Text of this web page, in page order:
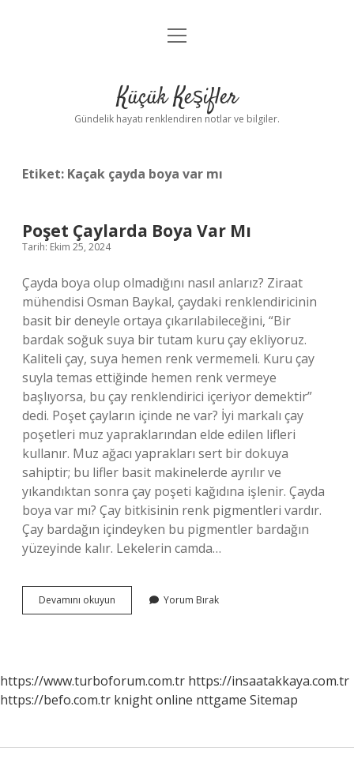
Anasayfa
Yasal Uyarı
menüyü
Küçük Keşifler
Gündelik hayatı renklendiren notlar ve bilgiler.
Etiket: Kaçak çayda boya var mı
Poşet Çaylarda Boya Var Mı
Tarih: Ekim 25, 2024
Çayda boya olup olmadığını nasıl anlarız? Ziraat
mühendisi Osman Baykal, çaydaki renklendiricinin
basit bir deneyle ortaya çıkarılabileceğini, “Bir
bardak soğuk suya bir tutam kuru çay ekliyoruz.
Kaliteli çay, suya hemen renk vermemeli. Kuru çay
suyla temas ettiğinde hemen renk vermeye
başlıyorsa, bu çay renklendirici içeriyor demektir”
dedi. Poşet çayların içinde ne var? İyi markalı çay
poşetleri muz yapraklarından elde edilen lifleri
kullanır. Muz ağacı yaprakları sert bir dokuya
sahiptir; bu lifler basit makinelerde ayrılır ve
yıkandıktan sonra çay poşeti kağıdına işlenir. Çayda
boya var mı? Çay bitkisinin renk pigmentleri vardır.
Çay bardağın içindeyken bu pigmentler bardağın
yüzeyinde kalır. Lekelerin camda…
Devamını okuyun
Çaylarda
Yorum Bırak
https://www.turboforum.com.tr https://insaatakkaya.com.tr
https://befo.com.tr knight online nttgame Sitemap